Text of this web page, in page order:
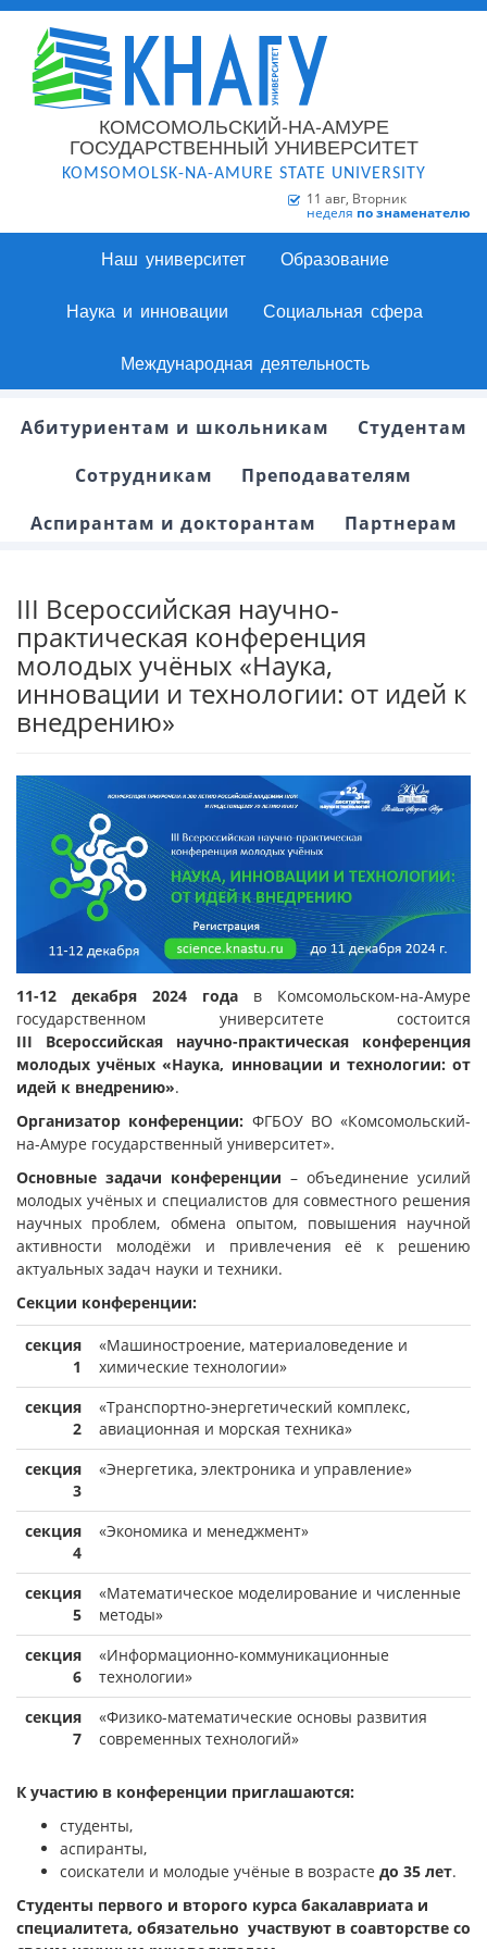
КОМСОМОЛЬСКИЙ-НА-АМУРЕ
ГОСУДАРСТВЕННЫЙ УНИВЕРСИТЕТ
KOMSOMOLSK-NA-AMURE STATE UNIVERSITY
11 авг, Вторник
неделя по знаменателю
Наш университет Образование
Наука и инновации Социальная сфера
Международная деятельность
Абитуриентам и школьникам
Студентам
Сотрудникам
Преподавателям
Аспирантам и докторантам
Партнерам
III Всероссийская научно-
практическая конференция
молодых учёных «Наука,
инновации и технологии: от идей к
внедрению»
11-12 декабря 2024 года в Комсомольском-на-Амуре
государственном университете состоится
III
Всероссийская научно-практическая конференция
молодых учёных «Наука, инновации и технологии: от
идей к внедрению».
Организатор конференции: ФГБОУ ВО «Комсомольский-
на-Амуре государственный университет».
Основные задачи конференции – объединение усилий
молодых учёных и специалистов для совместного решения
научных проблем, обмена опытом, повышения научной
активности молодёжи и привлечения её к решению
актуальных задач науки и техники.
Секции конференции:
секция
1
«Машиностроение, материаловедение и
химические технологии»
секция
2
«Транспортно-энергетический комплекс,
авиационная и морская техника»
секция
3
«Энергетика, электроника и управление»
секция
4
«Экономика и менеджмент»
секция
5
«Математическое моделирование и численные
методы»
секция
6
«Информационно-коммуникационные
технологии»
секция
7
«Физико-математические основы развития
современных технологий»
К участию в конференции приглашаются:
студенты,
аспиранты,
соискатели и молодые учёные в возрасте до 35 лет.
Студенты первого и второго курса бакалавриата и
специалитета, обязательно участвуют в соавторстве со